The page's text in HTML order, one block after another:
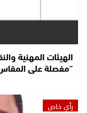
الهيئات المهنية
“مفصلة على
رأي خاص